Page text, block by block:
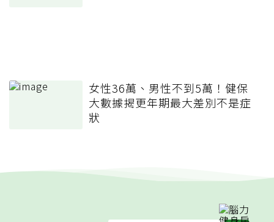
女性36萬、男性不到5萬！健保
大數據揭更年期最大差別不是症
狀